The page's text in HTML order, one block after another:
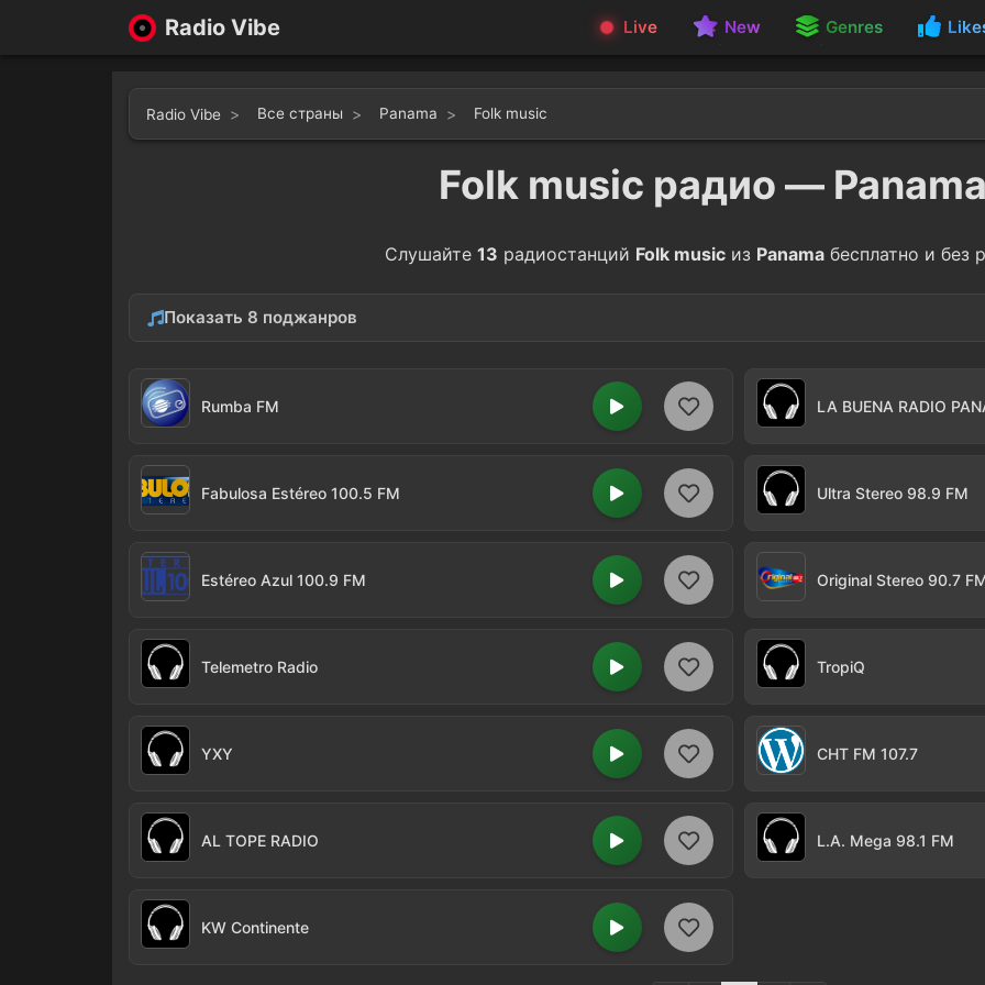
Radio Vibe Live New Genres
Radio Vibe Все страны Panama Folk music
Folk music радио —
Слушайте 13 радиостанций Folk music из Panama бесплатно и без
Показать 8 поджанров
Reggae Salsa
Cumbia 1 Bachata
Rumba FM LA BUENA RADIO
Fabulosa Estéreo 100.5 FM Ultra Stereo 98.9 FM
Estéreo Azul 100.9 FM Original Stereo 90.7
Telemetro Radio TropiQ
YXY CHT FM 107.7
AL TOPE RADIO L.A. Mega 98.1 FM
KW Continente